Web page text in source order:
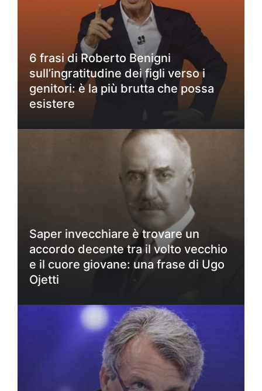
6 frasi di Roberto Benigni
sull’ingratitudine dei figli verso i
genitori: è la più brutta che possa
esistere
Saper invecchiare è trovare un
accordo decente tra il volto vecchio
e il cuore giovane: una frase di Ugo
Ojetti